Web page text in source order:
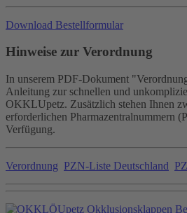
Download Bestellformular
Hinweise zur Verordnung
In unserem PDF-Dokument
Anleitung zur schnellen und
OKKLUpetz. Zusätzlich stehen Ihnen
erforderlichen Pharmazentralnummern
Verfügung.
Verordnung PZN-Liste Deutschland